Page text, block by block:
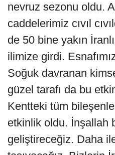
nevruz sezonu oldu.
caddelerimiz cıvıl
de 50 bine yakın
ilimize girdi.
Soğuk davranan
güzel tarafı da bu
Kentteki tüm
etkinlik oldu. İnşallah
geliştireceğiz. Daha